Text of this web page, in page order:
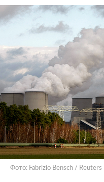
Фото: Fabrizio Bensch / Reuters